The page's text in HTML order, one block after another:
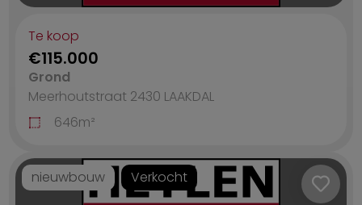
Te koop
€115.000
Grond
Meerhoutstraat 2430 LAAKDAL
646m²
nieuwbouw Verkocht